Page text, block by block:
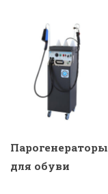
Парогенераторы
для обуви